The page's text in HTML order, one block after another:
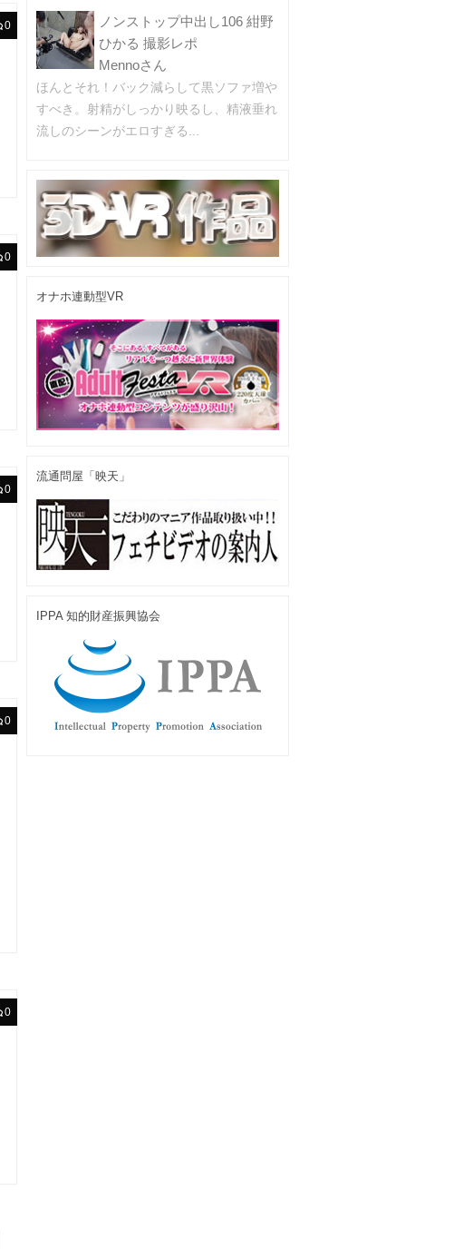
0
0
0
0
0
ノンストップ中出し106 紺野
ひかる 撮影レポ
Mennoさん
ほんとそれ！バック減らして黒ソファ増や
すべき。射精がしっかり映るし、精液垂れ
流しのシーンがエロすぎる...
オナホ連動型VR
流通問屋「映天」
IPPA 知的財産振興協会